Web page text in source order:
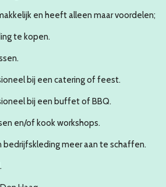
en heeft alleen maar voordelen;
te kopen.
bij een catering of feest.
bij een buffet of BBQ.
en/of kook workshops.
bedrijfskleding meer aan te schaffen.